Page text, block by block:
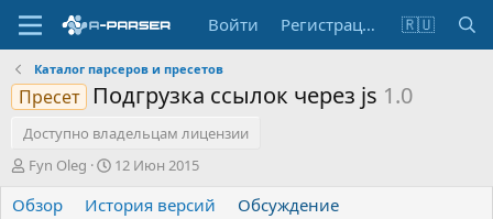
Войти Регистрация 🇷🇺
Каталог парсеров и пресетов
Пресет Подгрузка ссылок через js 1.0
Доступно владельцам лицензии
А
т
Fyn Oleg
Д
т
12 Июн 2015
Обзор История версий Обсуждение